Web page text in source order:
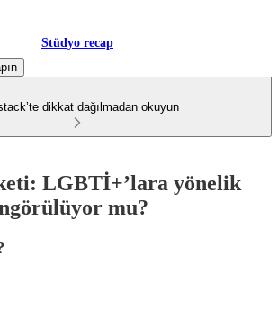
Stüdyo recap
dikkat dağılmadan okuyun
LGBTİ+’lara yönelik
mu?